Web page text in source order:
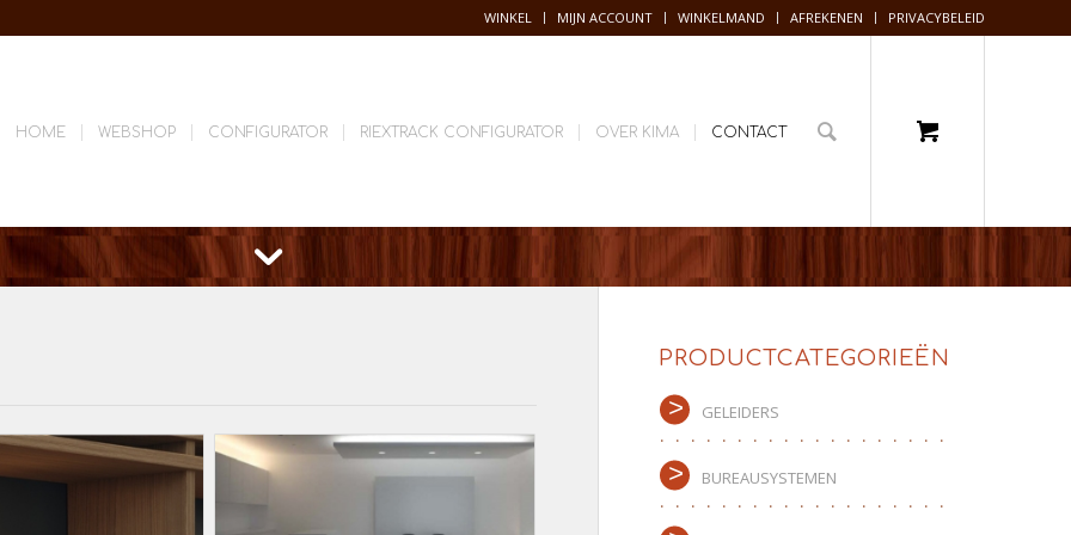
WINKEL MIJN ACCOUNT WINKELMAND AFREKENEN PRIVACYBELEID
HOME WEBSHOP CONFIGURATOR RIEXTRACK CONFIGURATOR OVER KIMA CONTACT
PRODUCTCATEGORIEËN
GELEIDERS
BUREAUSYSTEMEN